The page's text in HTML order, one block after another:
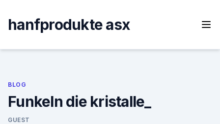
content
hanfprodukte asx
BLOG
Funkeln die kristalle_
GUEST